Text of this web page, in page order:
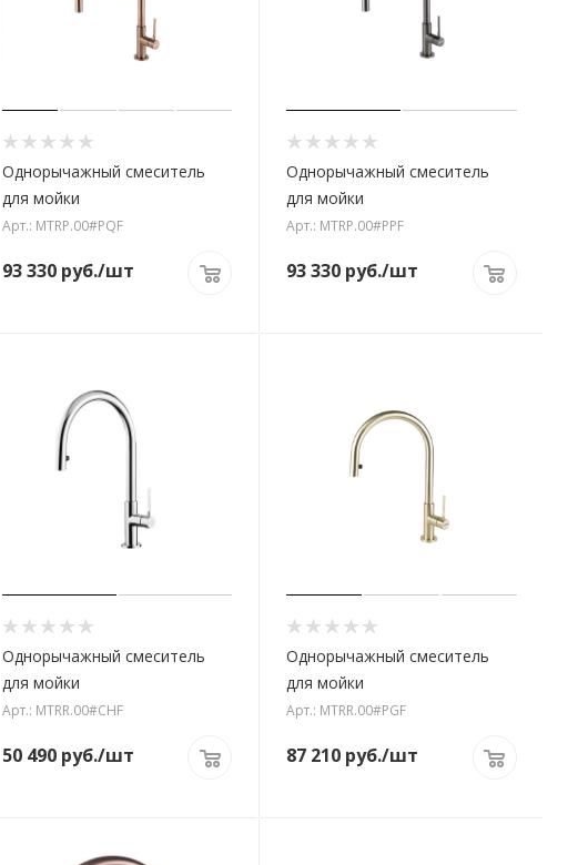
Однорычажный смеситель
для мойки
Арт.: MTRP.00#PQF
93 330руб./шт
Однорычажный смеситель
для мойки
Арт.: MTRP.00#PPF
93 330 руб./шт
Однорычажный смеситель
для мойки
Арт.: MTRR.00#CHF
50 490руб./шт
Однорычажный смеситель
для мойки
Арт.: MTRR.00#PGF
87 210 руб./шт